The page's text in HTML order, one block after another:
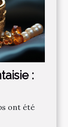
:
ont été